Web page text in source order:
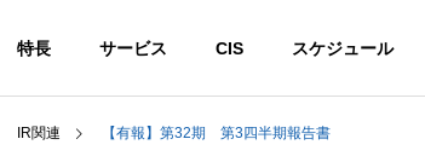
特長 サービス CIS スケジュール
IR関連 【有報】第32期 第3四半期報告書